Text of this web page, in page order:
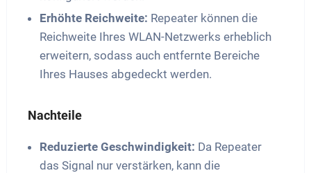
Erhöhte Reichweite: Repeater können die
Reichweite Ihres WLAN-Netzwerks erheblich
erweitern, sodass auch entfernte Bereiche
Ihres Hauses abgedeckt werden.
Nachteile
Reduzierte Geschwindigkeit: Da Repeater
das Signal nur verstärken, kann die